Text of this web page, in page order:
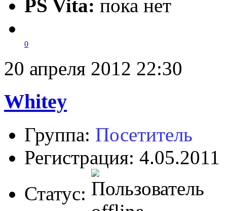
PS Vita: пока нет
0
20 апреля 2012 22:30
Whitey
Группа: Посетитель
Регистрация: 4.05.2011
Статус: